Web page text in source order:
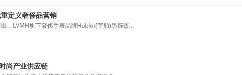
定义奢侈品营销
，LVMH旗下奢侈手表品牌Hublot(宇舶)另辟蹊...
尚产业供应链